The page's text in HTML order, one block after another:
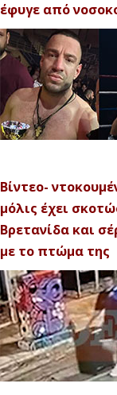
έφυγε από
Βίντεο-
μόλις έχει
Βρετανίδα και
με το πτώμα της